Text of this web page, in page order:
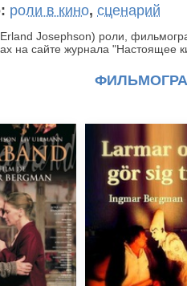
роли в кино, сценарий
Josephson) роли,
на сайте журнала "Настоящее